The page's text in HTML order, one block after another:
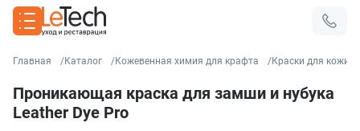
Главная Каталог Кожевенная химия для крафта Краски для кожи
Проникающая краска для замши и нубука
Leather Dye Pro